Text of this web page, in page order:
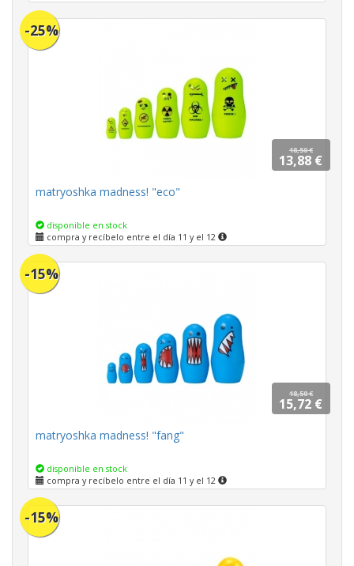
-25%
18,50 €
13,88 €
matryoshka madness! "eco"
disponible en stock
compra y recíbelo entre el día 11 y el 12
-15%
18,50 €
15,72 €
matryoshka madness! "fang"
disponible en stock
compra y recíbelo entre el día 11 y el 12
-15%